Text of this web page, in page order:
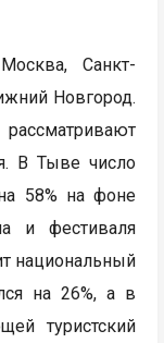
Санкт-
Новгород.
В Тыве число
58% на фоне
и фестиваля
национальный
на 26%, а в
туристский